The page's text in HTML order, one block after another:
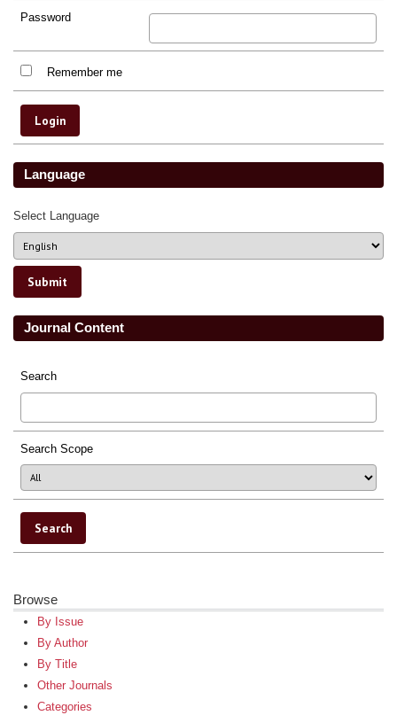
Password
Remember me
Language
Select Language
Journal Content
Search
Search Scope
Browse
By Issue
By Author
By Title
Other Journals
Categories